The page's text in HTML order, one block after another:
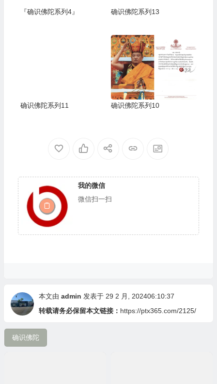
『确识佛陀系列4』 确识佛陀系列13
确识佛陀系列11 确识佛陀系列10
我的微信
微信扫一扫
本文由 admin 发表于 29 2 月, 202406:10:37
转载请务必保留本文链接： https://ptx365.com/2125/
确识佛陀